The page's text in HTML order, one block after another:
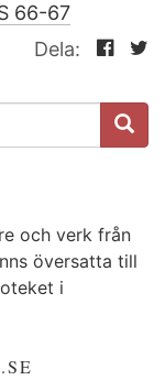
66-67
Dela:
och verk från
översatta till
i